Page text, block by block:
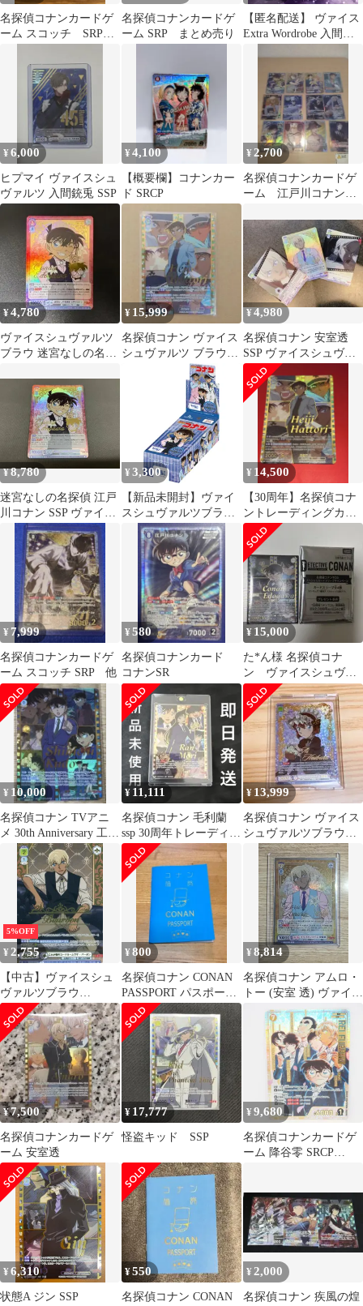
名探偵コナンカードゲ
ーム スコッチ SRP
スコッチ
名探偵コナンカードゲ
ーム SRP まとめ売り
【匿名配送】 ヴァイス
Extra Wordrobe 入間銃
¥6,000
ヒプマイ ヴァイスシュ
ヴァルツ 入間銃兎 SSP
¥4,100
【概要欄】コナンカー
ド SRCP
¥ 2,700
名探偵コナンカードゲ
ーム 江戸川コナン
¥4,780
ヴァイスシュヴァルツ
ブラウ 迷宮なしの名探
¥ 15,999
名探偵コナン ヴァイス
シュヴァルツ ブラウ
30th SSP 服部平次
¥4,980
名探偵コナン 安室透
SSP ヴァイスシュヴァ
ルツブラウ トリプル
フェイス レア
¥8,780
迷宮なしの名探偵 江戸
川コナン SSP ヴァイス
シュヴァルツブラウ
¥ 3,300
【新品未開封】ヴァイ
スシュヴァルツブラウ
ブースターパック 名探
偵コナンVol.2 1BOX
(10パック入り)
¥ 14,500
【30周年】名探偵コナ
ントレーディングカー
ド 服部SSP 他
¥ 7,999
名探偵コナンカードゲ
ーム スコッチ SRP 他
¥580
名探偵コナンカード
コナンSR
¥ 15,000
た*ん様 名探偵コナ
ン ヴァイスシュヴァ
ルツブラウ 江戸川コ
ナンSSP
¥ 10,000
名探偵コナン TVアニ
メ 30th Anniversary 工藤
新一SSP
¥ 11,111
名探偵コナン 毛利蘭
ssp 30周年トレーディン
グカード
¥ 13,999
名探偵コナン ヴァイス
シュヴァルツブラウ
SSP クラシカルスタイ
ル 灰原哀
5%OFF
¥ 2,755
【中古】ヴァイスシュ
ヴァルツブラウ
CNN/01E-
010SSP[SSP]：(ホロ)こ
れが僕のコードネーム
です・・・ バーボン
(金箔押し)
¥800
名探偵コナン CONAN
PASSPORT パスポート
風ノート 怪盗キッド
¥8,814
名探偵コナン アムロ・
トー (安室 透) ヴァイス
シュヴァルツ SSP カー
¥7,500
名探偵コナンカードゲ
ーム 安室透
¥ 17,777
怪盗キッド SSP
¥9,680
名探偵コナンカードゲ
ーム 降谷零 SRCP
¥6,310
状態A ジン SSP
¥550
名探偵コナン CONAN
¥ 2,000
名探偵コナン 疾風の煌